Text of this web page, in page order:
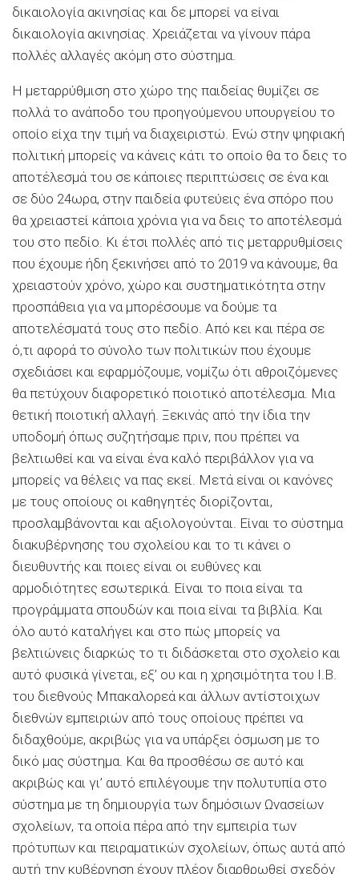
δικαιολογία ακινησίας και δε μπορεί να είναι
δικαιολογία ακινησίας. Χρειάζεται να γίνουν πάρα
πολλές αλλαγές ακόμη στο σύστημα.
Η μεταρρύθμιση στο χώρο της παιδείας θυμίζει σε
πολλά το ανάποδο του προηγούμενου υπουργείου το
οποίο είχα την τιμή να διαχειριστώ. Ενώ στην ψηφιακή
πολιτική μπορείς να κάνεις κάτι το οποίο θα το δεις το
αποτέλεσμά του σε κάποιες περιπτώσεις σε ένα και
σε δύο 24ωρα, στην παιδεία φυτεύεις ένα σπόρο που
θα χρειαστεί κάποια χρόνια για να δεις το αποτέλεσμά
του στο πεδίο. Κι έτσι πολλές από τις μεταρρυθμίσεις
που έχουμε ήδη ξεκινήσει από το 2019 να κάνουμε, θα
χρειαστούν χρόνο, χώρο και συστηματικότητα στην
προσπάθεια για να μπορέσουμε να δούμε τα
αποτελέσματά τους στο πεδίο. Από κει και πέρα σε
ό,τι αφορά το σύνολο των πολιτικών που έχουμε
σχεδιάσει και εφαρμόζουμε, νομίζω ότι αθροιζόμενες
θα πετύχουν διαφορετικό ποιοτικό αποτέλεσμα. Μια
θετική ποιοτική αλλαγή. Ξεκινάς από την ίδια την
υποδομή όπως συζητήσαμε πριν, που πρέπει να
βελτιωθεί και να είναι ένα καλό περιβάλλον για να
μπορείς να θέλεις να πας εκεί. Μετά είναι οι κανόνες
με τους οποίους οι καθηγητές διορίζονται,
προσλαμβάνονται και αξιολογούνται. Είναι το σύστημα
διακυβέρνησης του σχολείου και το τι κάνει ο
διευθυντής και ποιες είναι οι ευθύνες και
αρμοδιότητες εσωτερικά. Είναι το ποια είναι τα
προγράμματα σπουδών και ποια είναι τα βιβλία. Και
όλο αυτό καταλήγει και στο πώς μπορείς να
βελτιώνεις διαρκώς το τι διδάσκεται στο σχολείο και
αυτό φυσικά γίνεται, εξ’ ου και η χρησιμότητα του I.B.
του διεθνούς Μπακαλορεά και άλλων αντίστοιχων
διεθνών εμπειριών από τους οποίους πρέπει να
διδαχθούμε, ακριβώς για να υπάρξει όσμωση με το
δικό μας σύστημα. Και θα προσθέσω σε αυτό και
ακριβώς και γι’ αυτό επιλέγουμε την πολυτυπία στο
σύστημα με τη δημιουργία των δημόσιων Ωνασείων
σχολείων, τα οποία πέρα από την εμπειρία των
πρότυπων και πειραματικών σχολείων, όπως αυτά από
αυτή την κυβέρνηση έχουν πλέον διαρθρωθεί σχεδόν